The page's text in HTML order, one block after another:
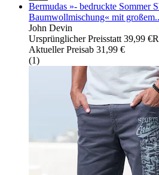
Bermudas »- bedruckte Sommer
Baumwollmischung« mit
John Devin
Ursprünglicher Preisstatt 39,99 €
Aktueller Preisab 31,99 €
(1)